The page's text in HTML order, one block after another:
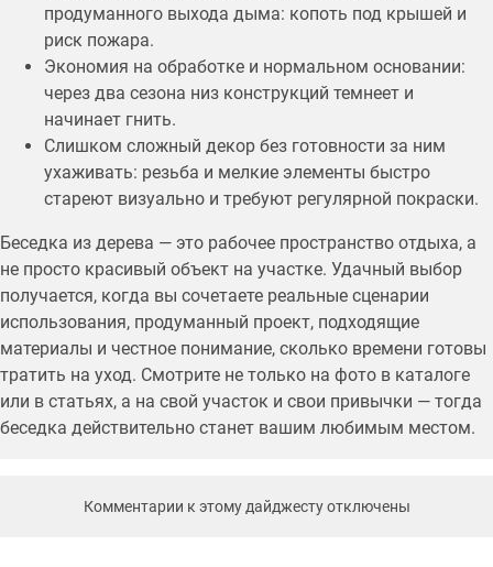
продуманного выхода дыма: копоть под крышей и
риск пожара.
Экономия на обработке и нормальном основании:
через два сезона низ конструкций темнеет и
начинает гнить.
Слишком сложный декор без готовности за ним
ухаживать: резьба и мелкие элементы быстро
стареют визуально и требуют регулярной покраски.
Беседка из дерева — это рабочее пространство отдыха, а
не просто красивый объект на участке. Удачный выбор
получается, когда вы сочетаете реальные сценарии
использования, продуманный проект, подходящие
материалы и честное понимание, сколько времени готовы
тратить на уход. Смотрите не только на фото в каталоге
или в статьях, а на свой участок и свои привычки — тогда
беседка действительно станет вашим любимым местом.
Комментарии к этому дайджесту отключены